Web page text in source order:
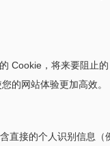
Cookie，将来要阻止
的网站体验更加高效。
直接的个人识别信息（